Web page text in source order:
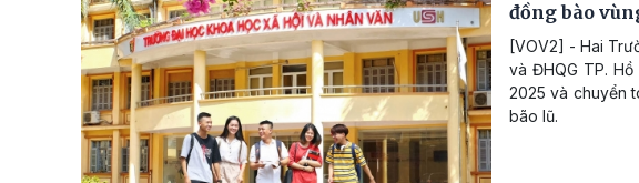
đồng bào
[VOV2] - Hai
và ĐHQG TP.
2025 và chuyển
bão lũ.